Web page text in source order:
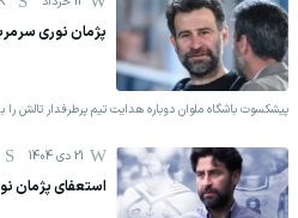
پژمان نوری
پیشکسوت باشگاه ملوان دوباره هدایت تیم پرطرفدار تالش
21 دی 1404
استعفای پژمان